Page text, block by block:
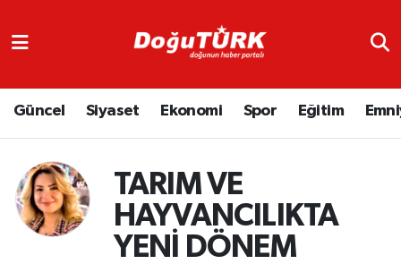
Güncel Siyaset Ekonomi Spor Eğitim
TARIM VE
HAYVANCILIKTA
YENİ DÖNEM
Asayiş
Bölge
Eğitim
Trafik Durumu
Süper Lig Puan Durumu ve Fikstür
Tüm Manşetler
Son Dakika Haberleri